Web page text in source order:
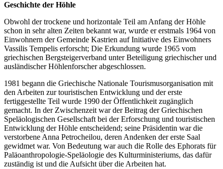
Geschichte der Höhle
Obwohl der trockene und horizontale Teil am Anfang der Höhle
schon in sehr alten Zeiten bekannt war, wurde er erstmals 1964 von
Einwohnern der Gemeinde Kastrien auf Initiative des Einwohners
Vassilis Tempelis erforscht; Die Erkundung wurde 1965 vom
griechischen Bergsteigerverband unter Beteiligung griechischer und
ausländischer Höhlenforscher abgeschlossen.
1981 begann die Griechische Nationale Tourismusorganisation mit
den Arbeiten zur touristischen Entwicklung und der erste
fertiggestellte Teil wurde 1990 der Öffentlichkeit zugänglich
gemacht. In der Zwischenzeit war der Beitrag der Griechischen
Speläologischen Gesellschaft bei der Erforschung und touristischen
Entwicklung der Höhle entscheidend; seine Präsidentin war die
verstorbene Anna Petrocheilou, deren Andenken der erste Saal
gewidmet war. Von Bedeutung war auch die Rolle des Ephorats für
Paläoanthropologie-Speläologie des Kulturministeriums, das dafür
zuständig ist und die Aufsicht über die Arbeiten hat.